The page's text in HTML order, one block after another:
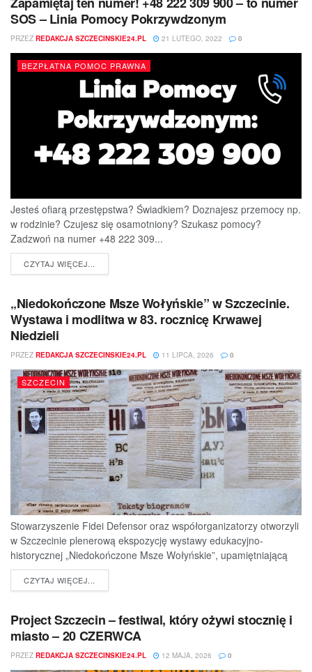
SOS – Linia Pomocy Pokrzywdzonym
PRZEZ REDAKCJA SZCZECINSKIE24.PL 21 LUTEGO, 2022 0
BEZPŁATNA POMOC PRAWNA
Jesteś ofiarą przestępstwa? Świadkiem? Doznajesz przemocy np.
w rodzinie? Czujesz się osamotniony? Szukasz pomocy?
Zadzwoń na numer +48 222 309...
CZYTAJ WIĘCEJ...
„Niedokończone Msze Wołyńskie” w Szczecinie.
Wystawa i modlitwa w 83. rocznicę Krwawej
Niedzieli
PRZEZ REDAKCJA SZCZECINSKIE24.PL 11 LIPCA, 2026 0
SZCZECIN
Stowarzyszenie Fidei Defensor oraz współorganizatorzy otworzyli
w Szczecinie plenerową ekspozycję wystawy edukacyjno-
historycznej „Niedokończone Msze Wołyńskie”, upamiętniającą
ofiary jednej z najtragiczniejszych...
CZYTAJ WIĘCEJ...
Project Szczecin – festiwal, który ożywi stocznię i
miasto – 20 CZERWCA
PRZEZ REDAKCJA SZCZECINSKIE24.PL 12 MAJA, 2026 0